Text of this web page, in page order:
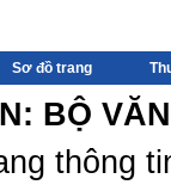
Sơ đồ trang
BỘ
thông